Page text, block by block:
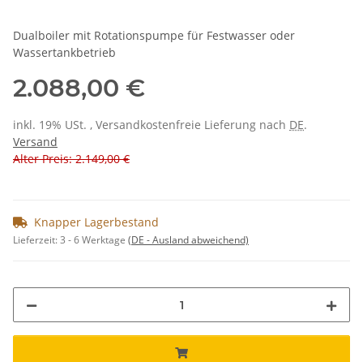
Dualboiler mit Rotationspumpe für Festwasser oder
Wassertankbetrieb
2.088,00 €
inkl. 19% USt. , Versandkostenfreie Lieferung nach DE.
Versand
Alter Preis: 2.149,00 €
Knapper Lagerbestand
Lieferzeit:3 - 6 Werktage (DE - Ausland abweichend)